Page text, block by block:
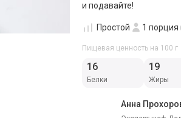
и подавайте!
Простой 1 порция
Пищевая ценность на 100 г
16
Белки
19
Жиры
Анна